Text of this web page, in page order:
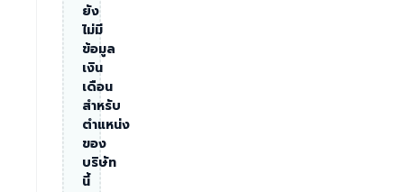
ยัง
ไม่มี
ข้อมูล
เงิน
เดือน
สำหรับ
ตำแหน่ง
ของ
บริษัท
นี้